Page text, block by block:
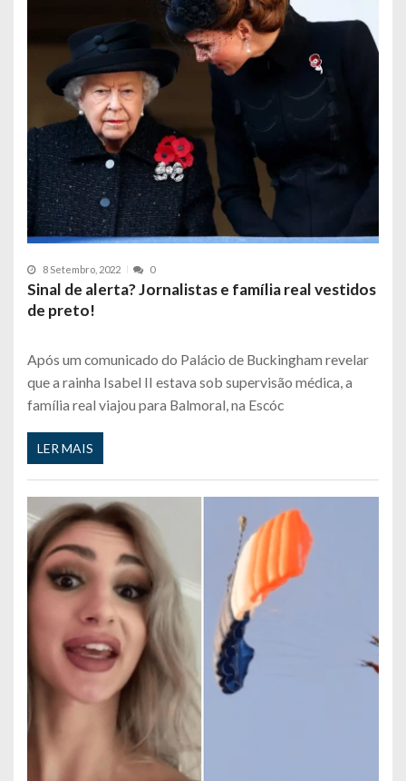
8 Setembro, 2022 0
Sinal de alerta? Jornalistas e família real vestidos
de preto!
Após um comunicado do Palácio de Buckingham revelar
que a rainha Isabel II estava sob supervisão médica, a
família real viajou para Balmoral, na Escóc
LER MAIS